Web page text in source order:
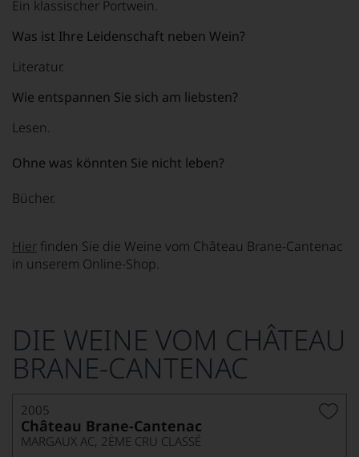
Ein klassischer Portwein.
Was ist Ihre Leidenschaft neben Wein?
Literatur.
Wie entspannen Sie sich am liebsten?
Lesen.
Ohne was könnten Sie nicht leben?
Bücher.
Hier finden Sie die Weine vom Château Brane-Cantenac
in unserem Online-Shop.
DIE WEINE VOM CHÂTEAU
BRANE-CANTENAC
2005
Château Brane-Cantenac
MARGAUX AC, 2ÈME CRU CLASSÉ